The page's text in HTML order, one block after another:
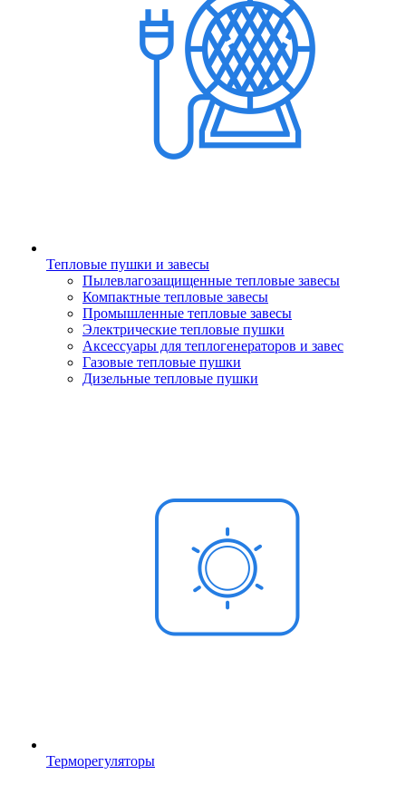
Тепловые пушки и завесы
Пылевлагозащищенные тепловые завесы
Компактные тепловые завесы
Промышленные тепловые завесы
Электрические тепловые пушки
Аксессуары для теплогенераторов и завес
Газовые тепловые пушки
Дизельные тепловые пушки
Терморегуляторы